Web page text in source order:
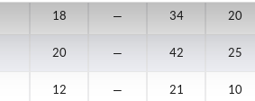
18 — 34 20
20 — 42 25
12 — 21 10